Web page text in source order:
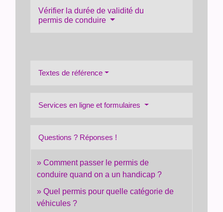
Vérifier la durée de validité du
permis de conduire
Textes de référence
Services en ligne et formulaires
Questions ? Réponses !
Comment passer le permis de
conduire quand on a un handicap ?
Quel permis pour quelle catégorie de
véhicules ?